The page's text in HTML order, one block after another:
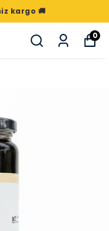
kargo 🚚
0